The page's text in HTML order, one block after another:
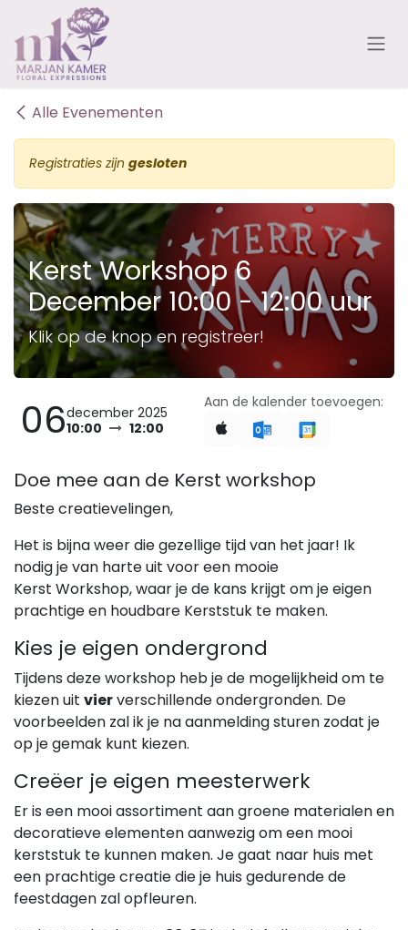
Overslaan naar inhoud
Alle Evenementen
Registraties zijn gesloten
Kerst Workshop 6
December 10:00 - 12:00 uur
Klik op de knop en registreer!
06december 2025
10:00
12:00
Aan de kalender toevoegen:
Doe mee aan de Kerst workshop
Beste creatievelingen,
Het is bijna weer die gezellige tijd van het jaar! Ik
nodig je van harte uit voor een mooie
Kerst Workshop, waar je de kans krijgt om je eigen
prachtige en houdbare Kerststuk te maken.
Kies je eigen ondergrond
Tijdens deze workshop heb je de mogelijkheid om te
kiezen uit vierverschillende ondergronden. De
voorbeelden zal ik je na aanmelding sturen zodat je
op je gemak kunt kiezen.
Creëer je eigen meesterwerk
Er is een mooi assortiment aan groene materialen en
decoratieve elementen aanwezig om een mooi
kerststuk te kunnen maken. Je gaat naar huis met
een prachtige creatie die je huis gedurende de
feestdagen zal opfleuren.